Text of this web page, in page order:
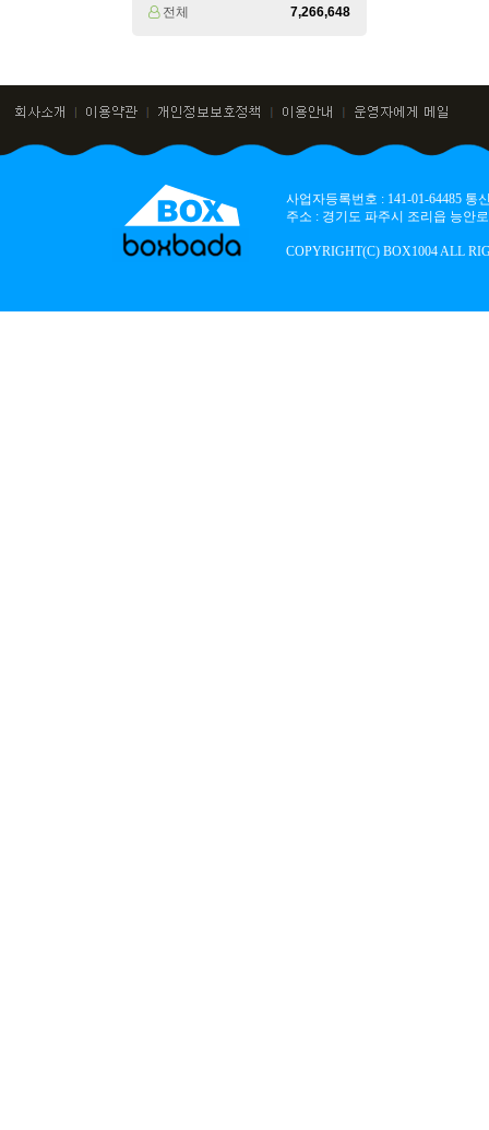
전체
7,266,648
사업자등록번호 : 141-01-64485
주소 : 경기도 파주시 조리읍 능안
COPYRIGHT(C) BOX1004 ALL